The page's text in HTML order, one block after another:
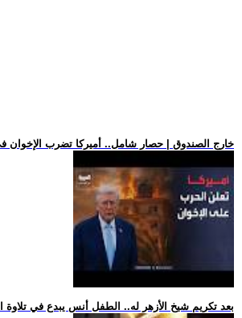
.. خارج الصندوق | حصار شامل.. أميركا تضرب الإخوان
.. بعد تكريم شيخ الأزهر له.. الطفل أنس يبدع في تلاوة